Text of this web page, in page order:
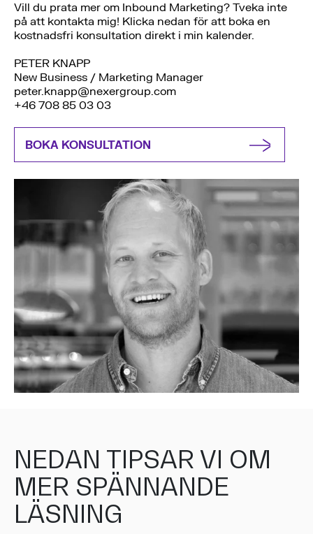
Vill du prata mer om Inbound Marketing? Tveka inte
på att kontakta mig! Klicka nedan för att boka en
kostnadsfri konsultation direkt i min kalender.
PETER KNAPP
New Business / Marketing Manager
peter.knapp@nexergroup.com
+46 708 85 03 03
BOKA KONSULTATION
NEDAN TIPSAR VI OM
MER SPÄNNANDE
LÄSNING